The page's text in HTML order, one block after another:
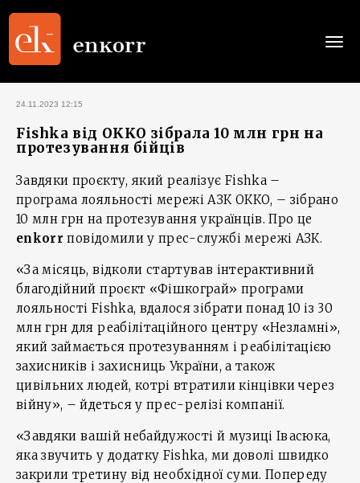
24.11.2023 12:15
Fishka від OKKO зібрала 10 млн грн на
протезування бійців
Завдяки проєкту, який реалізує Fishka –
програма лояльності мережі АЗК ОККО, – зібрано
10 млн грн на протезування українців. Про це
enkorr повідомили у прес-службі мережі АЗК.
«За місяць, відколи стартував інтерактивний
благодійний проєкт «Фішкограй» програми
лояльності Fishka, вдалося зібрати понад 10 із 30
млн грн для реабілітаційного центру «Незламні»,
який займається протезуванням і реабілітацією
захисників і захисниць України, а також
цивільних людей, котрі втратили кінцівки через
війну», – йдеться у прес-релізі компанії.
«Завдяки вашій небайдужості й музиці Івасюка,
яка звучить у додатку Fishka, ми доволі швидко
закрили третину від необхідної суми. Попереду